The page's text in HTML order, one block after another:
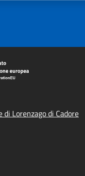
di Lorenzago di Cadore